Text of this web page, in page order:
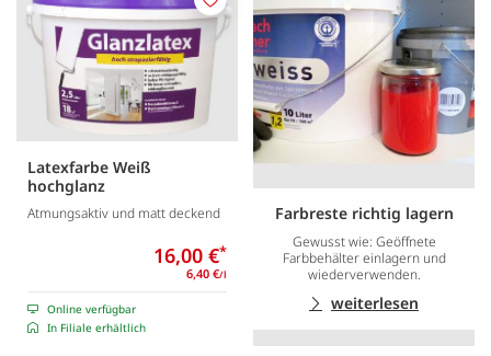
Latexfarbe Weiß
hochglanz
Atmungsaktiv und matt deckend
16,00 €*
6,40 €/l
Online verfügbar
In Filiale erhältlich
Merken
Farbreste richtig lagern
Gewusst wie: Geöffnete
Farbbehälter einlagern und
wiederverwenden.
weiterlesen